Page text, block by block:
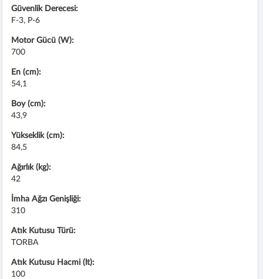
Güvenlik Derecesi:
F-3, P-6
Motor Gücü (W):
700
En (cm):
54,1
Boy (cm):
43,9
Yükseklik (cm):
84,5
Ağırlık (kg):
42
İmha Ağzı Genişliği:
310
Atık Kutusu Türü:
TORBA
Atık Kutusu Hacmi (lt):
100